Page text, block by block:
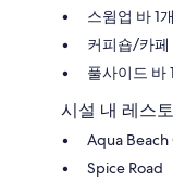
스윔업 바 1개
커피숍/카페
풀사이드 바
시설 내 레스
Aqua Beach
Spice Road